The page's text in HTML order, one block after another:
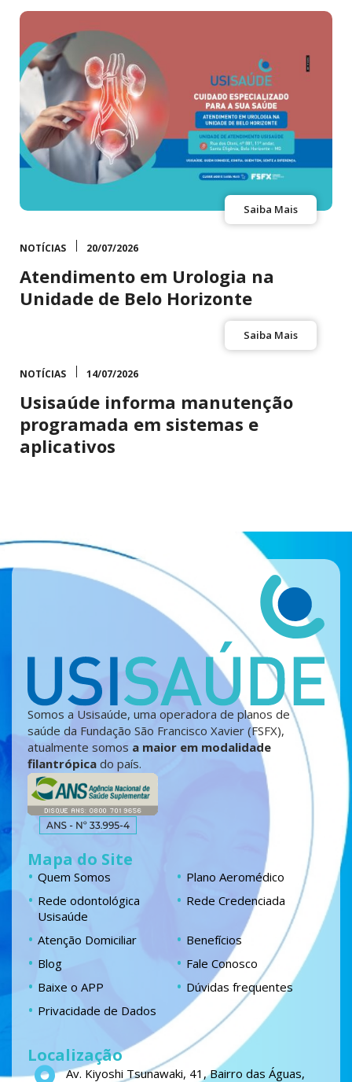
Saiba Mais
NOTÍCIAS 20/07/2026
Atendimento em Urologia na
Unidade de Belo Horizonte
Saiba Mais
NOTÍCIAS 14/07/2026
Usisaúde informa manutenção
programada em sistemas e
aplicativos
Somos a Usisaúde, uma operadora de planos de
saúde da Fundação São Francisco Xavier (FSFX),
atualmente somos a maior em modalidade
filantrópica do país.
Mapa do Site
Quem Somos
Plano Aeromédico
Rede odontológica
Usisaúde
Rede Credenciada
Atenção Domiciliar
Benefícios
Blog
Fale Conosco
Baixe o APP
Dúvidas frequentes
Privacidade de Dados
Localização
Av. Kiyoshi Tsunawaki, 41, Bairro das Águas,